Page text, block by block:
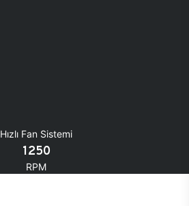
Hızlı Fan Sistemi
1250
RPM